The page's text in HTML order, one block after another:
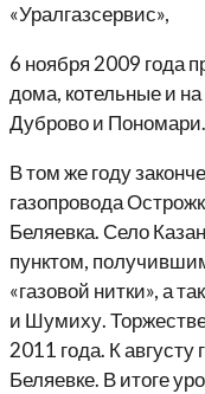
«Уралгазсервис»,
6 ноября 2009 года
дома, котельные и
Дуброво и Пономари.
В том же году
газопровода
Беляевка. Село
пунктом,
«газовой нитки», а
и Шумиху.
2011 года. К
Беляевке. В итоге